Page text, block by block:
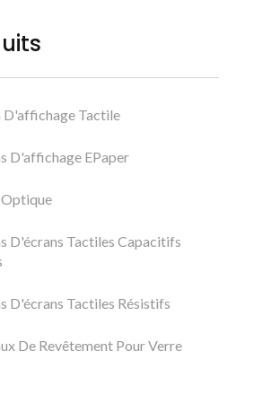
D'affichage Tactile
D'affichage EPaper
D'écrans Tactiles Capacitifs
D'écrans Tactiles Résistifs
De Revêtement Pour Verre